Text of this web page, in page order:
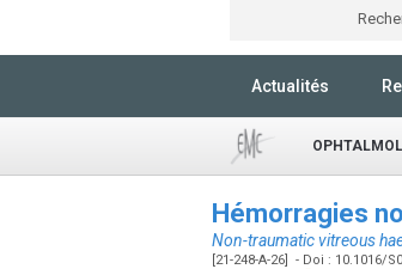
Actualités
Hémorragies
Non-traumatic vitreous
[21-248-A-26] - Doi : 10.1016/